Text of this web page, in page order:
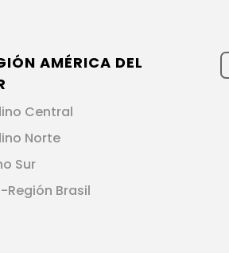
AMÉRICA DEL
Central
Norte
Sur
Región Brasil